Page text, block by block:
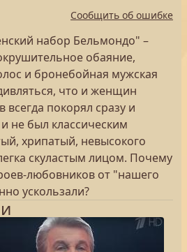
Сообщить об ошибке
набор Бельмондо" –
обаяние,
и бронебойная мужская
что и женщин
покорял сразу и
не был классическим
хрипатый, невысокого
скуластым лицом. Почему
любовников от "нашего
ускользали?